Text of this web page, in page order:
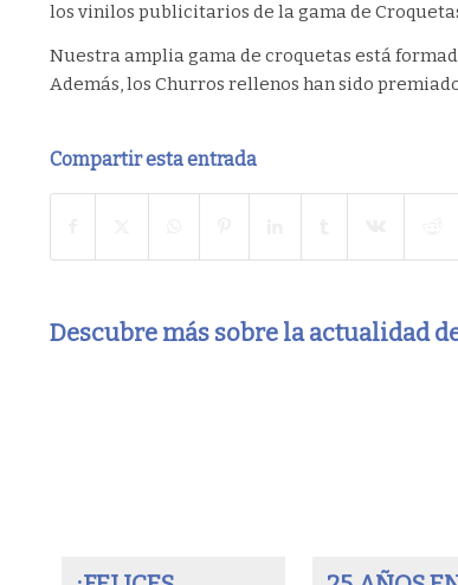
los vinilos publicitarios de la gama de
Nuestra amplia gama de croquetas está
Además, los Churros rellenos han sido
Compartir esta entrada
Descubre más sobre la actualidad